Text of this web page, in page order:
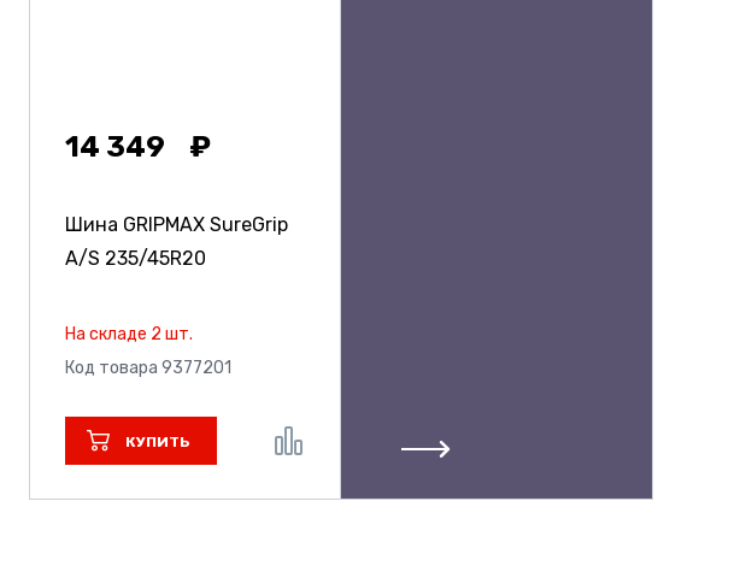
14 349
Шина GRIPMAX SureGrip
A/S 235/45R20
На складе 2 шт.
Код товара 9377201
КУПИТЬ